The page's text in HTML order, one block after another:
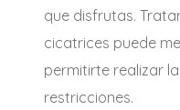
que disfrutas.
cicatrices puede
permitirte realizar
restricciones.